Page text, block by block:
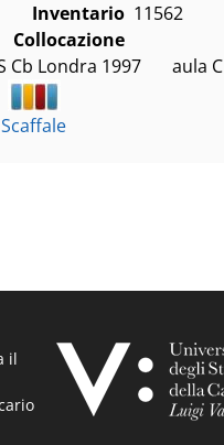
Inventario 11562
Collocazione
Cb Londra 1997       aula C
Scaffale
il